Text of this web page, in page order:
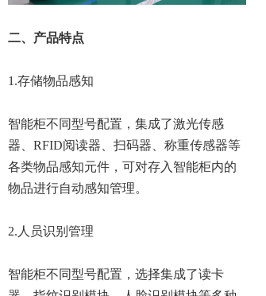
二、产品特点
1.存储物品感知
智能柜不同型号配置，集成了激光传感
器、RFID阅读器、扫码器、称重传感器等
各类物品感知元件，可对存入智能柜内的
物品进行自动感知管理。
2.人员识别管理
智能柜不同型号配置，选择集成了读卡